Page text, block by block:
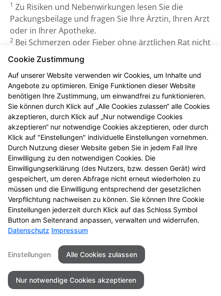
1 Zu Risiken und Nebenwirkungen lesen Sie die
Packungsbeilage und fragen Sie Ihre Ärztin, Ihren Arzt
oder in Ihrer Apotheke.
2 Bei Schmerzen oder Fieber ohne ärztlichen Rat nicht
länger anwenden als in der Packungsbeilage
vorgegeben!
© Alle Rechte vorbehalten. Nachdruck – auch
auszugsweise – ist nicht gestattet! Alle Angaben
gelten, solange der Vorrat reicht. Druckfehler
vorbehalten. Alle Preise in Euro inkl. MwSt.
4BVP = niedrigster Gesamtpreis innerhalb der letzten
30 Tage vor der Preisermäßigung
5Zu Risiken und Nebenwirkungen lesen Sie die
Packungsbeilage und fragen Sie Ihre Tierärztin, Ihren
Tierarzt oder in Ihrer Apotheke.6Biozide vorsichtig
verwenden. Vor Gebrauch stets Etikett und
Produktinformation lesen.
Seitenübersicht Kontakt
Impressum
Datenschutz
Barrierefreiheit
© 2026 Schloss Apotheke
Cookie Zustimmung
Auf unserer Website verwenden wir Cookies, um Inhalte und
Angebote zu optimieren. Einige Funktionen dieser Website
benötigen Ihre Zustimmung, um einwandfrei zu funktionieren.
Sie können durch Klick auf „Alle Cookies zulassen“ alle Cookies
akzeptieren, durch Klick auf „Nur notwendige Cookies
akzeptieren“ nur notwendige Cookies akzeptieren, oder durch
Klick auf "Einstellungen" individuelle Einstellungen vornehmen.
Durch Nutzung dieser Website geben Sie in jedem Fall Ihre
Einwilligung zu den notwendigen Cookies. Die
Einwilligungserklärung (des Nutzers, bzw. dessen Gerät) wird
gespeichert, um deren Abfrage nicht erneut wiederholen zu
müssen und die Einwilligung entsprechend der gesetzlichen
Verpflichtung nachweisen zu können. Sie können Ihre Cookie
Einstellungen jederzeit durch Klick auf das Schloss Symbol
Button am Seitenrand anpassen, verwalten und widerrufen.
Datenschutz Impressum
Einstellungen Alle Cookies zulassen
Nur notwendige Cookies akzeptieren